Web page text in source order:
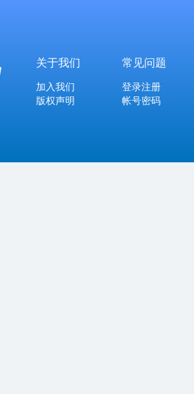
关于我们
加入我们
版权声明
常见问题
登录注册
帐号密码